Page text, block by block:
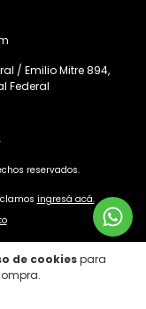
de cookiespara
/ Emilio Mitre 894,
Federal
reservados.
ingresá acá.